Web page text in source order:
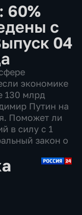
60%
с
04
экономике
130 млрд
Путин на
Поможет ли
в силу с 1
закон о